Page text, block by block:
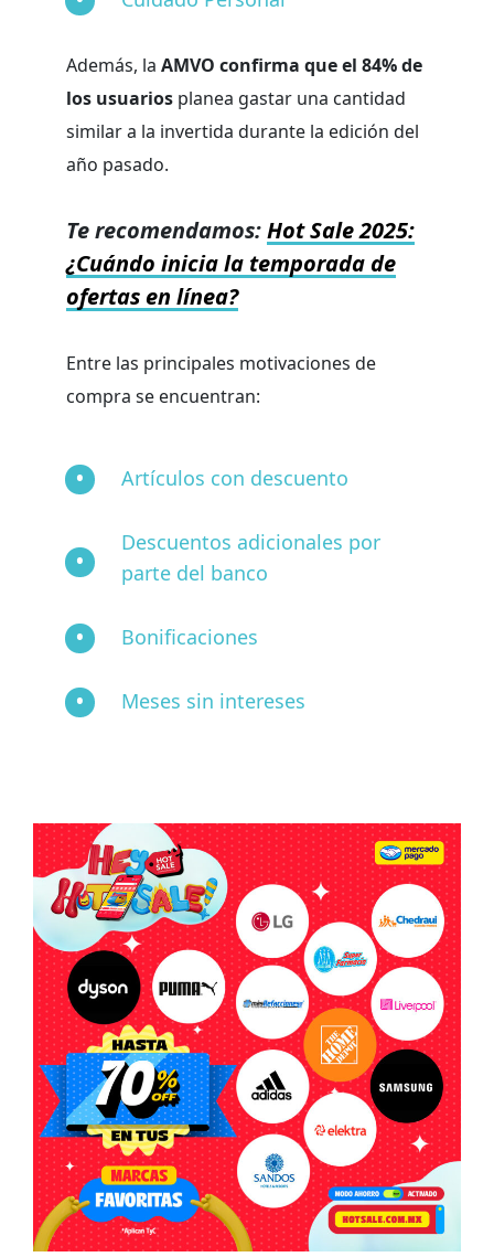
Además, la AMVO confirma que el 84% de
los usuarios planea gastar una cantidad
similar a la invertida durante la edición del
año pasado.
Te recomendamos:Hot Sale 2025:
¿Cuándo inicia la temporada de
ofertas en línea?
Entre las principales motivaciones de
compra se encuentran:
Artículos con descuento
Descuentos adicionales por
parte del banco
Bonificaciones
Meses sin intereses